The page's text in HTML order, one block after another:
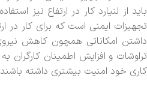
باید از لنیارد کار در ارتفاع نیز
تجهیزات ایمنی است که برای کار در
داشتن امکاناتی همچون کاهش
تراوشات و افزایش اطمینان کارگران
کاری خود امنیت بیشتری داشته